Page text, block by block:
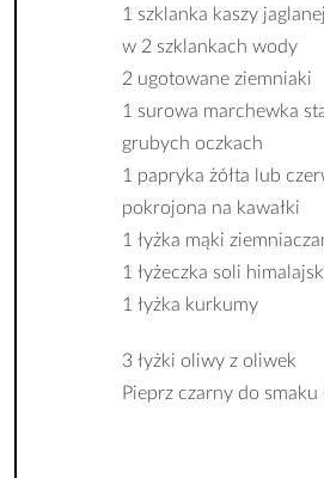
1 szklanka kaszy
w 2 szklankach wody
2 ugotowane ziemniaki
1 surowa marchewka
grubych oczkach
1 papryka żółta lub
pokrojona na kawałki
1 łyżka mąki
1 łyżeczka soli
1 łyżka kurkumy
3 łyżki oliwy z oliwek
Pieprz czarny do smaku